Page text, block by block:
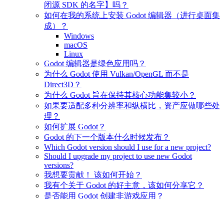
闭源 SDK 的名字】吗？
如何在我的系统上安装 Godot 编辑器（进行桌面集
成）？
Windows
macOS
Linux
Godot 编辑器是绿色应用吗？
为什么 Godot 使用 Vulkan/OpenGL 而不是
Direct3D？
为什么 Godot 旨在保持其核心功能集较小？
如果要适配多种分辨率和纵横比，资产应做哪些处
理？
如何扩展 Godot？
Godot 的下一个版本什么时候发布？
Which Godot version should I use for a new project?
Should I upgrade my project to use new Godot
versions?
我想要贡献！ 该如何开始？
我有个关于 Godot 的好主意，该如何分享它？
是否能用 Godot 创建非游戏应用？